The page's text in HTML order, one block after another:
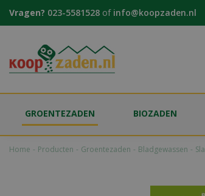
naar
Home Producten Groentezaden Bladgewassen Sla
Vragen? 023-5581528 of info@koopzaden.nl
GROENTEZADEN BIOZADEN